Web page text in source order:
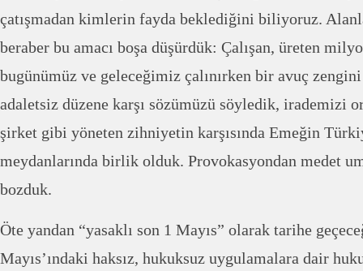
çatışmadan kimlerin fayda beklediğini biliyoruz.
beraber bu amacı boşa düşürdük: Çalışan, üreten
bugünümüz ve geleceğimiz çalınırken bir avuç
adaletsiz düzene karşı sözümüzü söyledik, irademizi
şirket gibi yöneten zihniyetin karşısında Emeğin
meydanlarında birlik olduk. Provokasyondan medet
bozduk.
Öte yandan “yasaklı son 1 Mayıs” olarak tarihe
Mayıs’ındaki haksız, hukuksuz uygulamalara dair